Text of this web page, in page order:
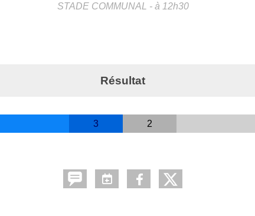
STADE COMMUNAL - à 12h30
Résultat
3 2